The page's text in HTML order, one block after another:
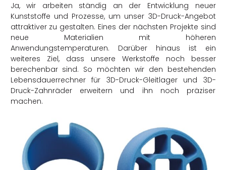
Ja, wir arbeiten ständig an der Entwicklung neuer
Kunststoffe und Prozesse, um unser 3D-Druck-Angebot
attraktiver zu gestalten. Eines der nächsten Projekte sind
neue Materialien mit höheren
Anwendungstemperaturen. Darüber hinaus ist ein
weiteres Ziel, dass unsere Werkstoffe noch besser
berechenbar sind. So möchten wir den bestehenden
Lebensdauerrechner für 3D-Druck-Gleitlager und 3D-
Druck-Zahnräder erweitern und ihn noch präziser
machen.